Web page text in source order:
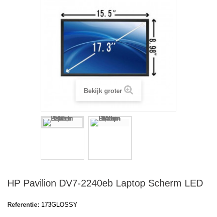
Bekijk groter
HP Pavilion DV7-2240eb Laptop Scherm LED
Referentie: 173GLOSSY